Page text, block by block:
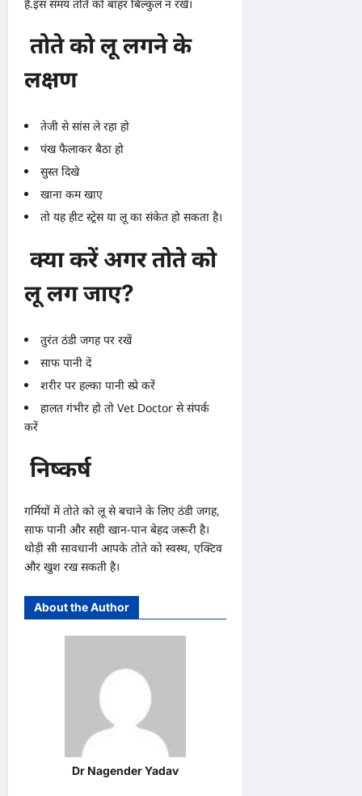
है.इस समय तोते को बाहर बिल्कुल न रखें।
तोते को लू लगने के
लक्षण
तेजी से सांस ले रहा हो
पंख फैलाकर बैठा हो
सुस्त दिखे
खाना कम खाए
तो यह हीट स्ट्रेस या लू का संकेत हो सकता है।
क्या करें अगर तोते को
लू लग जाए?
तुरंत ठंडी जगह पर रखें
साफ पानी दें
शरीर पर हल्का पानी स्प्रे करें
हालत गंभीर हो तो Vet Doctor से संपर्क
करें
निष्कर्ष
गर्मियों में तोते को लू से बचाने के लिए ठंडी जगह,
साफ पानी और सही खान-पान बेहद जरूरी है।
थोड़ी सी सावधानी आपके तोते को स्वस्थ, एक्टिव
और खुश रख सकती है।
About the Author
Dr Nagender Yadav